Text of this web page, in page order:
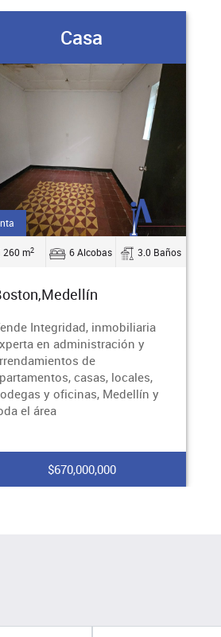
Casa
260 m2 6 Alcobas 3.0 Baños
Integridad, inmobiliaria
en administración y
de
casas, locales,
y oficinas, Medellín y
el área
$670,000,000